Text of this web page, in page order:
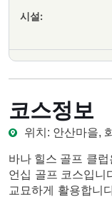
시설:
코스정보
위치: 안산마을,
바나 힐스 골프 클
언십 골프 코스입니
교묘하게 활용합니